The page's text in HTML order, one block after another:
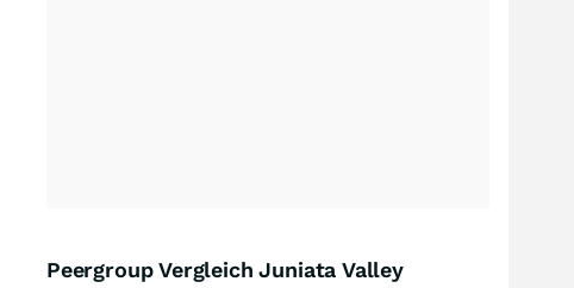
Peergroup Vergleich Juniata Valley